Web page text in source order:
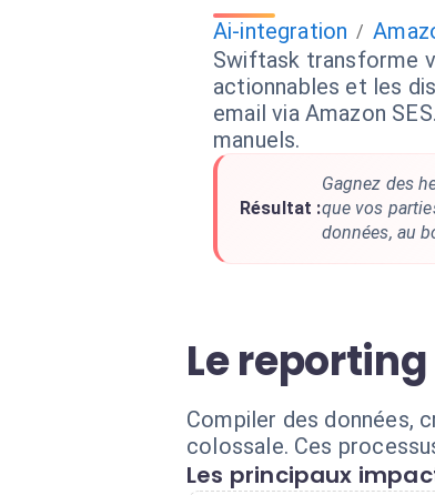
Ai-integration /
Swiftask transforme
actionnables et les
email via Amazon
manuels.
Résultat :
Gagnez des
que vos
données, au
Le
Compiler des données,
colossale. Ces
Les principaux